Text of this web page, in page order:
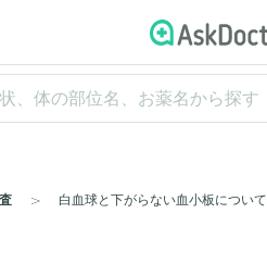
白血球と下がらない血小板について